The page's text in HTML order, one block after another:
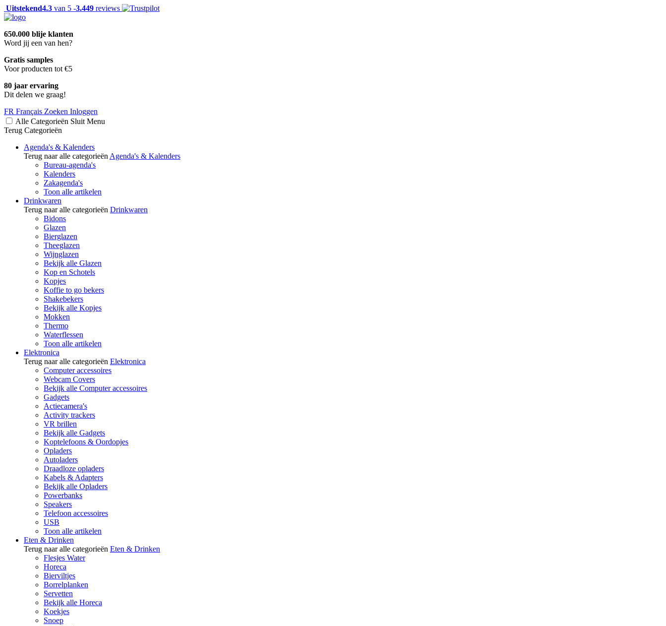
Uitstekend4.3 van 5 -3.449 reviews
650.000 blije klanten
Word jij een van hen?
Gratis samples
Voor producten tot €5
80 jaar ervaring
Dit delen we graag!
FR Français Zoeken Inloggen
Alle Categorieën Sluit Menu
Terug Categorieën
Agenda's & Kalenders
Terug naar alle categorieën Agenda's & Kalenders
Bureau-agenda's
Kalenders
Zakagenda's
Toon alle artikelen
Drinkwaren
Terug naar alle categorieën Drinkwaren
Bidons
Glazen
Bierglazen
Theeglazen
Wijnglazen
Bekijk alle Glazen
Kop en Schotels
Kopjes
Koffie to go bekers
Shakebekers
Bekijk alle Kopjes
Mokken
Thermo
Waterflessen
Toon alle artikelen
Elektronica
Terug naar alle categorieën Elektronica
Computer accessoires
Webcam Covers
Bekijk alle Computer accessoires
Gadgets
Actiecamera's
Activity trackers
VR brillen
Bekijk alle Gadgets
Koptelefoons & Oordopjes
Opladers
Autoladers
Draadloze opladers
Kabels & Adapters
Bekijk alle Opladers
Powerbanks
Speakers
Telefoon accessoires
USB
Toon alle artikelen
Eten & Drinken
Terug naar alle categorieën Eten & Drinken
Flesjes Water
Horeca
Bierviltjes
Borrelplanken
Servetten
Bekijk alle Horeca
Koekjes
Snoep